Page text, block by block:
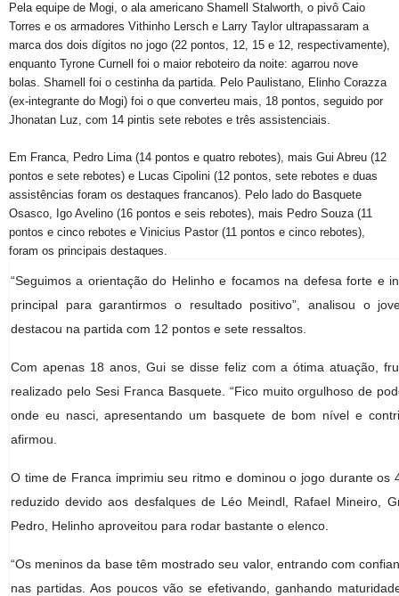
Pela equipe de Mogi, o ala americano Shamell Stalworth, o pivô Caio
Torres e os armadores Vithinho Lersch e Larry Taylor ultrapassaram a
marca dos dois dígitos no jogo (22 pontos, 12, 15 e 12, respectivamente),
enquanto Tyrone Curnell foi o maior reboteiro da noite: agarrou nove
bolas. Shamell foi o cestinha da partida. Pelo Paulistano, Elinho Corazza
(ex-integrante do Mogi) foi o que converteu mais, 18 pontos, seguido por
Jhonatan Luz, com 14 pintis sete rebotes e três assistenciais.
Em Franca, Pedro Lima (14 pontos e quatro rebotes), mais Gui Abreu (12
pontos e sete rebotes) e Lucas Cipolini (12 pontos, sete rebotes e duas
assistências foram os destaques francanos). Pelo lado do Basquete
Osasco, Igo Avelino (16 pontos e seis rebotes), mais Pedro Souza (11
pontos e cinco rebotes e Vinicius Pastor (11 pontos e cinco rebotes),
foram os principais destaques.
“Seguimos a orientação do Helinho e focamos na defesa forte e
principal para garantirmos o resultado positivo”, analisou o
destacou na partida com 12 pontos e sete ressaltos.
Com apenas 18 anos, Gui se disse feliz com a ótima atuação,
realizado pelo Sesi Franca Basquete. “Fico muito orgulhoso de
onde eu nasci, apresentando um basquete de bom nível e
afirmou.
O time de Franca imprimiu seu ritmo e dominou o jogo durante os
reduzido devido aos desfalques de Léo Meindl, Rafael Mineiro,
Pedro, Helinho aproveitou para rodar bastante o elenco.
“Os meninos da base têm mostrado seu valor, entrando com
nas partidas. Aos poucos vão se efetivando, ganhando